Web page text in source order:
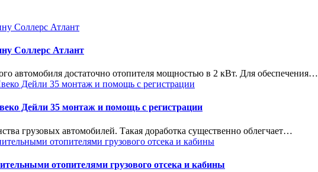
Соллерс Атлант
автомобиля достаточно отопителя мощностью в 2 кВт. Для обеспечения…
Дейли 35 монтаж и помощь с регистрации
грузовых автомобилей. Такая доработка существенно облегчает…
отопителями грузового отсека и кабины